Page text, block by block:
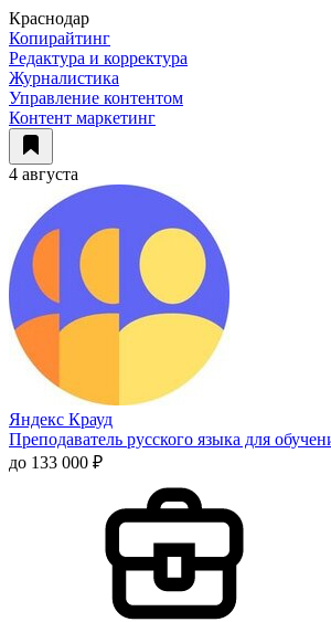
Краснодар
Копирайтинг
Редактура и корректура
Журналистика
Управление контентом
Контент маркетинг
4 августа
Яндекс Крауд
Преподаватель русского языка для
до 133 000 ₽